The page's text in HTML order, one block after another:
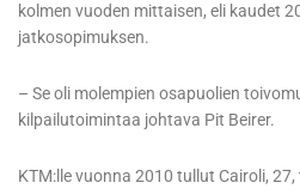
kolmen vuoden mittaisen, eli kaudet
jatkosopimuksen.
– Se oli molempien osapuolien
kilpailutoimintaa johtava Pit Beirer.
KTM:lle vuonna 2010 tullut Cairoli,